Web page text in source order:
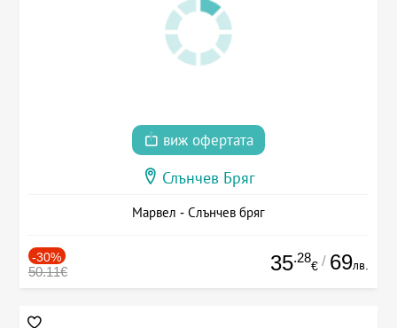
виж офертата
Слънчев Бряг
Марвел - Слънчев бряг
-30%
50.11€ 35.28
€ / 69лв.